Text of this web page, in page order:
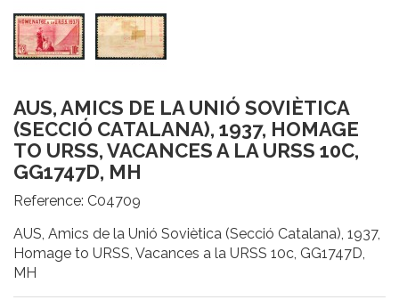
AUS, AMICS DE LA UNIÓ SOVIÈTICA
(SECCIÓ CATALANA), 1937, HOMAGE
TO URSS, VACANCES A LA URSS 10C,
GG1747D, MH
Reference: C04709
AUS, Amics de la Unió Soviètica (Secció Catalana), 1937,
Homage to URSS, Vacances a la URSS 10c, GG1747D,
MH